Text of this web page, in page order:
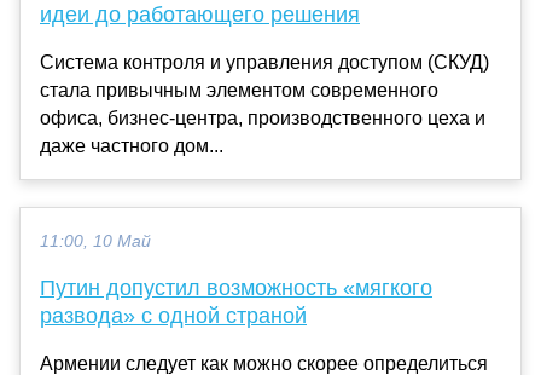
идеи до работающего решения
Система контроля и управления доступом (СКУД)
стала привычным элементом современного
офиса, бизнес-центра, производственного цеха и
даже частного дом...
11:00, 10 Май
Путин допустил возможность «мягкого
развода» с одной страной
Армении следует как можно скорее определиться